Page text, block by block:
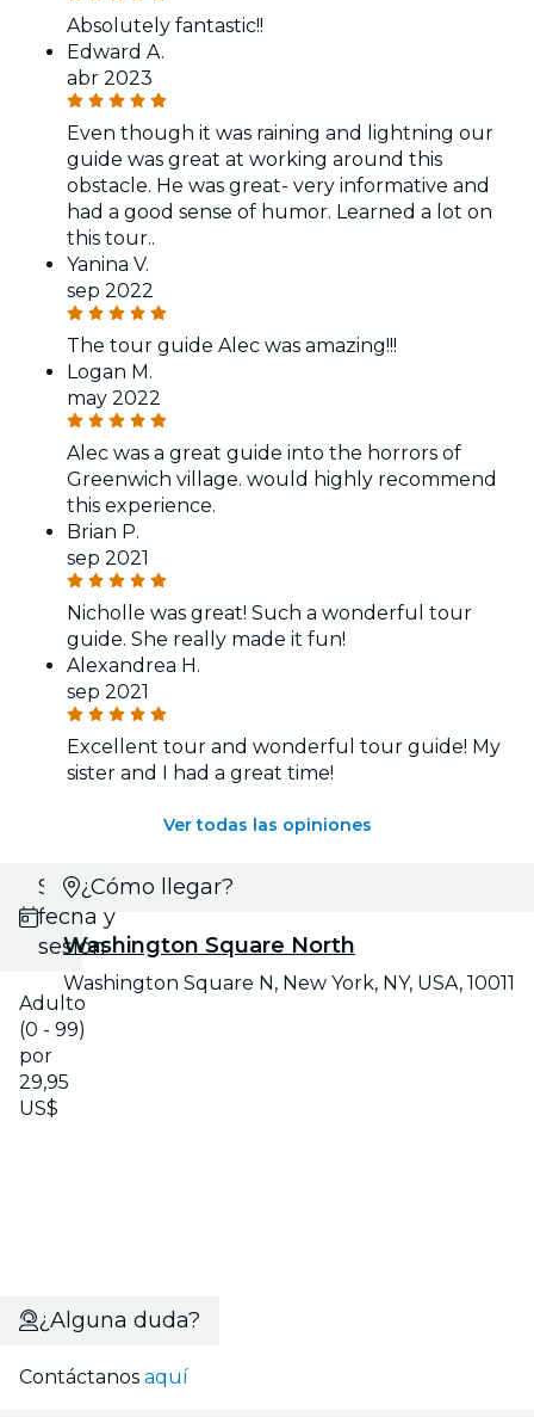
Absolutely fantastic!!
Edward A.
abr 2023
Even though it was raining and lightning our
guide was great at working around this
obstacle. He was great- very informative and
had a good sense of humor. Learned a lot on
this tour..
Yanina V.
sep 2022
The tour guide Alec was amazing!!!
Logan M.
may 2022
Alec was a great guide into the horrors of
Greenwich village. would highly recommend
this experience.
Brian P.
sep 2021
Nicholle was great! Such a wonderful tour
guide. She really made it fun!
Alexandrea H.
sep 2021
Excellent tour and wonderful tour guide! My
sister and I had a great time!
Ver todas las opiniones
Selecciona
fecha y
sesión
Adulto
(0 - 99)
por
29,95
US$
¿Cómo llegar?
Washington Square North
Washington Square N, New York, NY, USA, 10011
¿Alguna duda?
Contáctanos aquí